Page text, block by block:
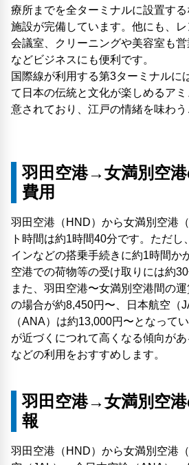
療所までを全ターミナルに設置す
施設が完備しています。他にも、
会議室、クリーニングや美容室も
などビジネスにも便利です。
国際線が利用する第3ターミナルに
て日本の伝統と文化が楽しめるア
意されており、江戸の情緒を味わう
羽田空港→女満別空港
費用
羽田空港（HND）から女満別空港
ト時間は約1時間40分です。ただし
インなどの搭乗手続きに約1時間か
空港での荷物等の受け取りには約30
また、羽田空港〜女満別空港間の運
の場合が約8,450円〜、日本航空（
（ANA）は約13,000円〜となって
が近づくにつれて高くなる傾向があ
などの利用をおすすめします。
羽田空港→女満別空
報
羽田空港（HND）から女満別空港